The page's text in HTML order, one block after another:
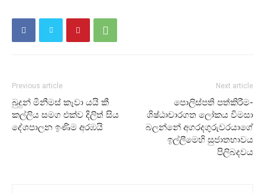
Previous article
බුදුන් මිනීමස් කෑවා යයි කී
කල්ලිය සමග එක්ව දිලිත් සිය
දේශපාලන ඉණිම අරඹයි
Next article
පොලිස්පති පත්කිරීම-
ශිෂ්ඨාචාරගත ලෝකය විමසා
බලන්නේ අගරදගුරුවරයාගේ
ඉල්ලීමෙහි සුජාතභාවය
පිලිබදවය